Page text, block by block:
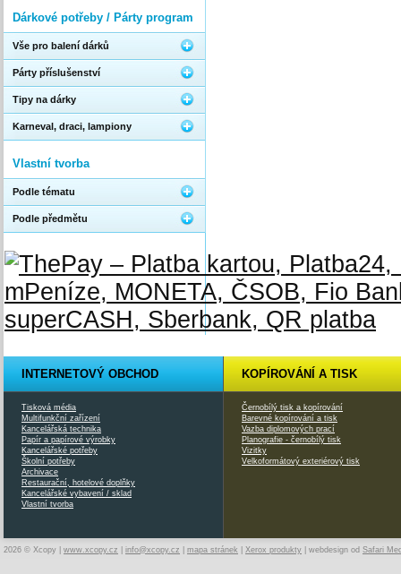
Dárkové potřeby / Párty program
Vše pro balení dárků
Párty příslušenství
Tipy na dárky
Karneval, draci, lampiony
Vlastní tvorba
Podle tématu
Podle předmětu
INTERNETOVÝ OBCHOD
Tisková média
Multifunkční zařízení
Kancelářská technika
Papír a papírové výrobky
Kancelářské potřeby
Školní potřeby
Archivace
Restaurační, hotelové doplňky
Kancelářské vybavení / sklad
Vlastní tvorba
KOPÍROVÁNÍ A TISK
Černobílý tisk a kopírování
Barevné kopírování a tisk
Vazba diplomových prací
Planografie - černobílý tisk
Vizitky
Velkoformátový exteriérový tisk
2026 © Xcopy | www.xcopy.cz info@xcopy.cz mapa stránek Xerox produkty | webdesign od Safari